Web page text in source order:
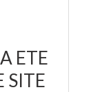
ETE
SITE